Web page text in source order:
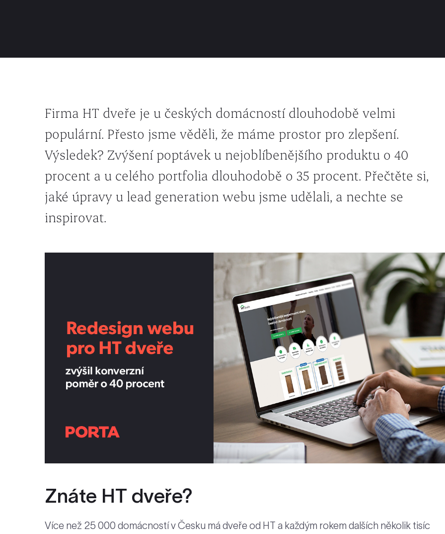
Firma HT dveře je u českých domácností dlouhodobě velmi
populární. Přesto jsme věděli, že máme prostor pro zlepšení.
Výsledek? Zvýšení poptávek u nejoblíbenějšího produktu o 40
procent a u celého portfolia dlouhodobě o 35 procent. Přečtěte si,
jaké úpravy u lead generation webu jsme udělali, a nechte se
inspirovat.
Znáte HT dveře?
Více než 25 000 domácností v Česku má dveře od HT a každým rokem dalších několik tisíc